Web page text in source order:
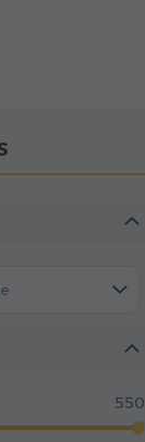
550